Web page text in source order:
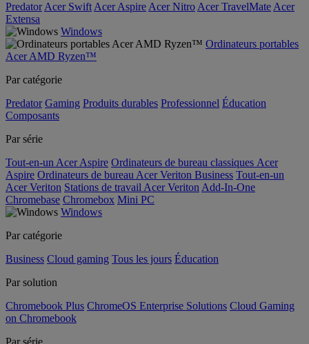
Predator Acer Swift Acer Aspire Acer Nitro Acer TravelMate Acer
Extensa
Windows
Ordinateurs portables
Acer AMD Ryzen™
Par catégorie
Predator Gaming Produits durables Professionnel Éducation
Composants
Par série
Tout-en-un Acer Aspire Ordinateurs de bureau classiques Acer
Aspire Ordinateurs de bureau Acer Veriton Business Tout-en-un
Acer Veriton Stations de travail Acer Veriton Add-In-One
Chromebase Chromebox Mini PC
Windows
Par catégorie
Business Cloud gaming Tous les jours Éducation
Par solution
Chromebook Plus ChromeOS Enterprise Solutions Cloud Gaming
on Chromebook
Par série